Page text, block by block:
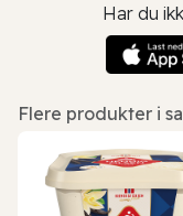
Har du
Flere produkter i